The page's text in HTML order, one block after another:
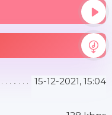
15-12-2021, 15:04